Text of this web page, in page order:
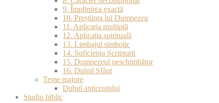
9. Împlinirea exactă
10. Preștiința lui Dumnezeu
11. Aplicația multiplă
12. Aplicația spirituală
13. Limbajul simbolic
14. Suficiența Scripturii
15. Dumnezeul neschimbător
16. Duhul Sfânt
Teme majore
Duhul anticristului
Studiu biblic